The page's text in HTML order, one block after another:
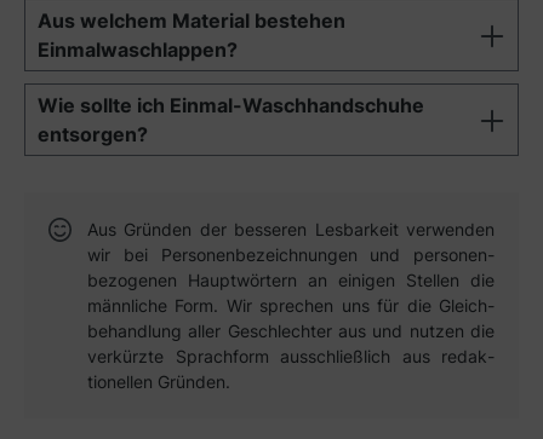
Aus welchem Material bestehen
Einmalwaschlappen?
Wie sollte ich Einmal-Waschhandschuhe
entsorgen?
Aus Gründen der besseren Lesbar­keit verwen­den
wir bei Personen­bezeich­nungen und personen­
bezogenen Haupt­wörtern an einigen Stellen die
männ­liche Form. Wir sprechen uns für die Gleich­
behandlung aller Geschlechter aus und nutzen die
verkürzte Sprach­form aus­schließ­lich aus redak­
tionellen Gründen.